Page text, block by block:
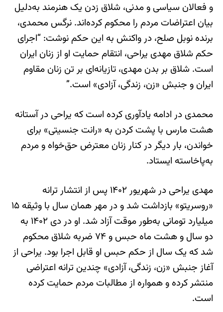
و فعالان سیاسی و مدنی، شلاق زدن یک هنرمند به‌دلیل
بیان اعتراضات مردم را محکوم کرده‌اند. نرگس محمدی،
برنده نوبل صلح، در واکنش به این حکم نوشت: “اجرای
حکم شلاق مهدی یراحی، انتقام حمایت او از زنان ایران
است. شلاق بر بدن مهدی، تازیانه‌ای بر تن زنان مقاوم
ایران و جنبش «زن، زندگی، آزادی» است.”
محمدی در ادامه یادآوری کرده است که یراحی در آستانه
هشت مارس با پشت کردن به «رانت جنسیتی» برای
خواندن، بار دیگر در کنار زنان معترض حق‌خواه و مردم
به‌پاخاسته ایستاد.
مهدی یراحی در شهریور ۱۴۰۲ پس از انتشار ترانه
«روسریتو» بازداشت شد و در مهر همان سال با وثیقه ۱۵
میلیارد تومانی به‌طور موقت آزاد شد. او در دی ۱۴۰۲ به
دو سال و هشت ماه حبس و ۷۴ ضربه شلاق محکوم
شد که یک سال از حکم حبس او قابل اجرا بود. یراحی از
آغاز جنبش «زن، زندگی، آزادی» چندین ترانه اعتراضی
منتشر کرده و همواره از مطالبات مردم حمایت کرده
است.